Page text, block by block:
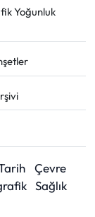
Yoğunluk
Çevre
Sağlık